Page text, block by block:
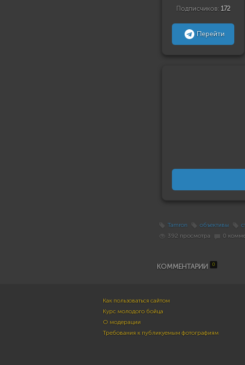
Подписчиков: 172
Перейти
Tamron объективы
392 просмотра
0
КОММЕНТАРИИ 0
Как пользоваться сайтом
Курс молодого бойца
О модерации
Требования к публикуемым фотографиям